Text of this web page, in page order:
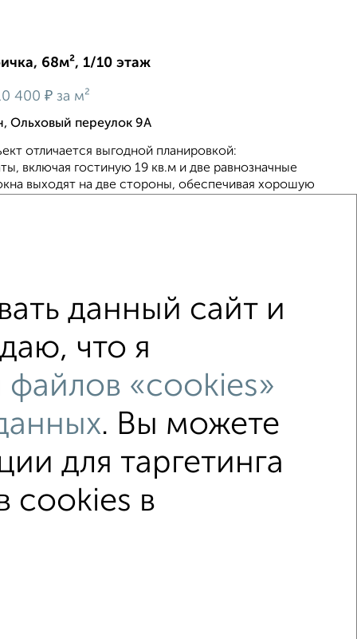
68м², 1/10 этаж
400 ₽ за м²
Ольховый переулок 9А
отличается выгодной планировкой:
включая гостиную 19 кв.м и две равнозначные
выходят на две стороны, обеспечивая хорошую
посредников не первый этаж
c большой кухней
доме с раздельным санузлом
данный сайт и
что я
файлов «cookies»
. Вы можете
для таргетинга
cookies в